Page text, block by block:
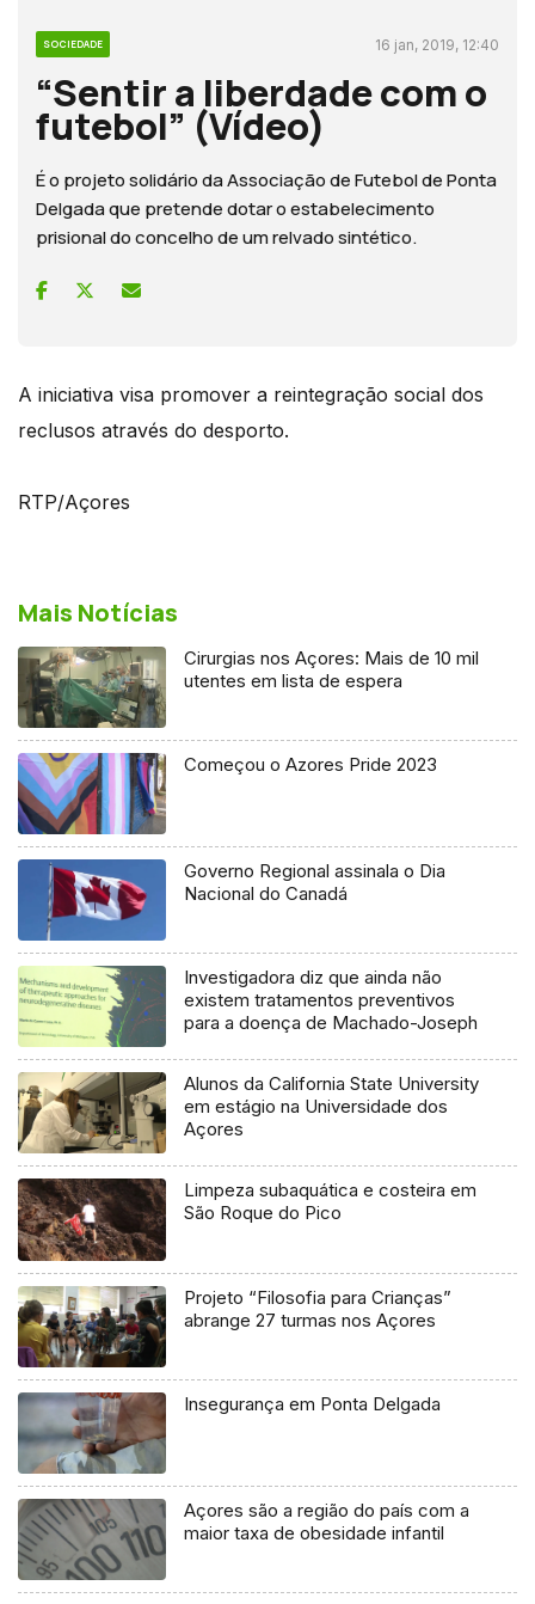
SOCIEDADE 16 jan, 2019, 12:40
“Sentir a liberdade com o
futebol” (Vídeo)
É o projeto solidário da Associação de Futebol de Ponta
Delgada que pretende dotar o estabelecimento
prisional do concelho de um relvado sintético.
A iniciativa visa promover a reintegração social dos
reclusos através do desporto.
RTP/Açores
Mais Notícias
Cirurgias nos Açores: Mais de 10 mil
utentes em lista de espera
Começou o Azores Pride 2023
Governo Regional assinala o Dia
Nacional do Canadá
Investigadora diz que ainda não
existem tratamentos preventivos
para a doença de Machado-Joseph
Alunos da California State University
em estágio na Universidade dos
Açores
Limpeza subaquática e costeira em
São Roque do Pico
Projeto “Filosofia para Crianças”
abrange 27 turmas nos Açores
Insegurança em Ponta Delgada
Açores são a região do país com a
maior taxa de obesidade infantil